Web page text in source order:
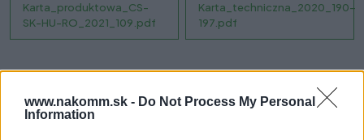
www.nakomm.sk - Do Not Process My Personal
Information
Karta_produktowa_CS-
SK-HU-RO_2021_109.pdf
Karta_techniczna_2020_190-
197.pdf